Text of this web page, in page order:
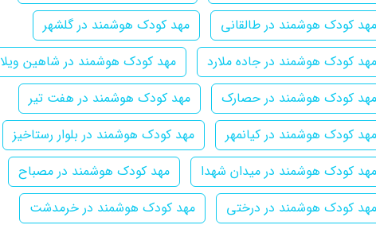
مهد کودک هوشمند در طالقانی
مهد کودک هوشمند در گلشهر
مهد کودک هوشمند در جاده ملارد
مهد کودک هوشمند در شاهین ویلا
مهد کودک هوشمند در حصارک
مهد کودک هوشمند در هفت تیر
مهد کودک هوشمند در کیانمهر
مهد کودک هوشمند در بلوار رستاخیز
مهد کودک هوشمند در میدان شهدا
مهد کودک هوشمند در مصباح
مهد کودک هوشمند در درختی
مهد کودک هوشمند در خرمدشت